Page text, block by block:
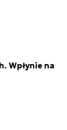
Wpłynie na